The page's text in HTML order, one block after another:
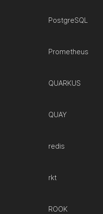
PostgreSQL
Prometheus
QUARKUS
QUAY
redis
rkt
ROOK